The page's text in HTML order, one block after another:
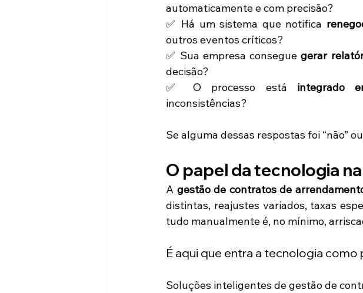
automaticamente e com precisão?
✅ Há um sistema que notifica
outros eventos críticos?
✅ Sua empresa consegue gerar
decisão?
✅ O processo está integrado
inconsistências?
Se alguma dessas respostas foi “não” ou
O papel da tecnologia
A gestão de contratos de
distintas, reajustes variados, taxas
tudo manualmente é, no mínimo,
É aqui que entra a tecnologia
Soluções inteligentes de gestão de